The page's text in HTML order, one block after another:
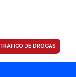
TRÁFICO DE DROGAS